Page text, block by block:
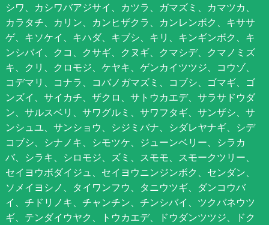
シワ、カシワバアジサイ、カツラ、ガマズミ、カマツカ、
カラタチ、カリン、カンヒザクラ、カンレンボク、キササ
ゲ、キソケイ、キハダ、キブシ、キリ、キンギンボク、キ
ンシバイ、クコ、クサギ、クヌギ、クマシデ、クマノミズ
キ、クリ、クロモジ、ケヤキ、ゲンカイツツジ、コウゾ、
コデマリ、コナラ、コバノガマズミ、コブシ、ゴマギ、ゴ
ンズイ、サイカチ、ザクロ、サトウカエデ、サラサドウダ
ン、サルスベリ、サワグルミ、サワフタギ、サンザシ、サ
ンシュユ、サンショウ、シジミバナ、シダレヤナギ、シデ
コブシ、シナノキ、シモツケ、ジューンベリー、シラカ
バ、シラキ、シロモジ、ズミ、スモモ、スモークツリー、
セイヨウボダイジュ、セイヨウニンジンボク、センダン、
ソメイヨシノ、タイワンフウ、タニウツギ、ダンコウバ
イ、チドリノキ、チャンチン、チンシバイ、ツクバネウツ
ギ、テンダイウヤク、トウカエデ、ドウダンツツジ、ドク